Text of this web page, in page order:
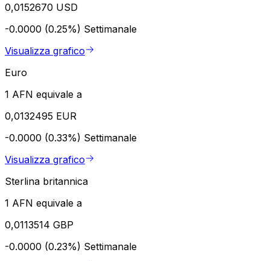
0,0152670 USD
-0.0000 (0.25%) Settimanale
Visualizza grafico
Euro
1 AFN equivale a
0,0132495 EUR
-0.0000 (0.33%) Settimanale
Visualizza grafico
Sterlina britannica
1 AFN equivale a
0,0113514 GBP
-0.0000 (0.23%) Settimanale